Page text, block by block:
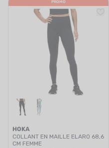
PROMO
HOKA
COLLANT EN MAILLE ELARO 68,6
CM FEMME